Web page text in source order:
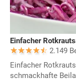
Einfacher
2.149
Einfacher
schmackhafte